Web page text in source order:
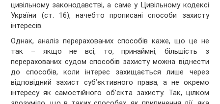
цивільному законодавстві, а саме у Цивільному кодексі
України (ст. 16), начебто прописані способи захисту
інтересів.
Однак, аналіз перерахованих способів каже, що це не
так – якщо не всі, то, принаймні, більшість з
перерахованих судом способів захисту можна віднести
до способів, коли інтерес захищається лише через
відповідний захист суб’єктивного права, а не окремо
інтересу як самостійного об’єкта захисту. Так, цілком